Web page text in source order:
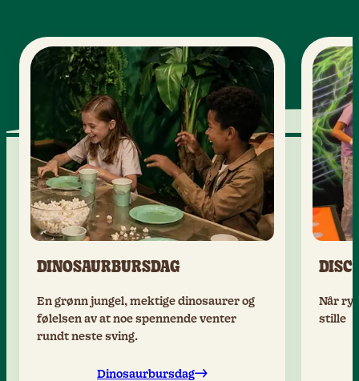
DINOSAURBURSDAG
En grønn jungel, mektige dinosaurer og
følelsen av at noe spennende venter
rundt neste sving.
Dinosaurbursdag
Når
stille